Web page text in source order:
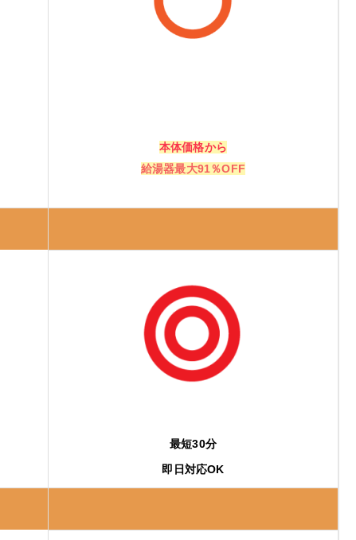
本体価格から
給湯器最大91％OFF
最短30分
即日対応OK